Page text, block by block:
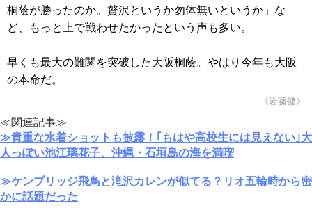
桐蔭が勝ったのか。贅沢というか勿体無いというか」な
ど、もっと上で戦わせたかったという声も多い。
早くも最大の難関を突破した大阪桐蔭。やはり今年も大阪
の本命だ。
《岩藤健》
≪関連記事≫
≫貴重な水着ショットも披露！｢もはや高校生には見えない｣大
人っぽい池江璃花子、沖縄・石垣島の海を満喫
≫ケンブリッジ飛鳥と滝沢カレンが似てる？リオ五輪時から密
かに話題だった